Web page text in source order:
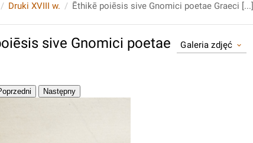
Druki XVIII w. Ēthikē poiēsis sive Gnomici poetae Graeci [...]
sive Gnomici poetae
Galeria zdjęć